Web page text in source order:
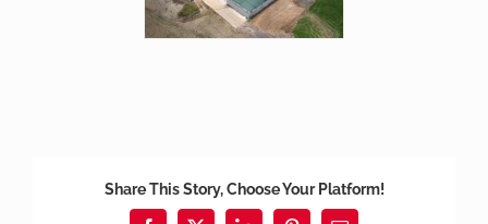
Share This Story, Choose Your Platform!